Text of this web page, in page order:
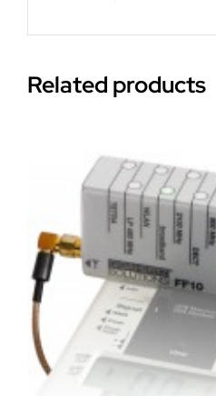
Related products